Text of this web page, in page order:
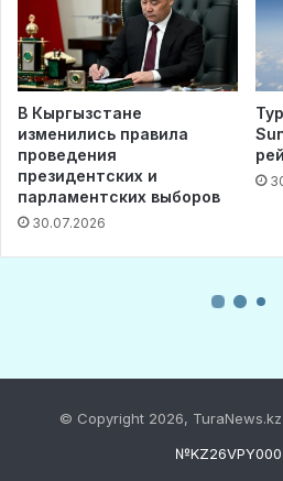
© Copyright 2026,